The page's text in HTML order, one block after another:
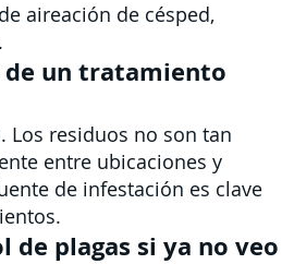
aireación de césped,
de un tratamiento
Los residuos no son tan
entre ubicaciones y
de infestación es clave
plagas si ya no veo